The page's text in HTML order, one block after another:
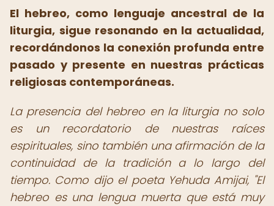
El hebreo, como lenguaje ancestral de la
liturgia, sigue resonando en la actualidad,
recordándonos la conexión profunda entre
pasado y presente en nuestras prácticas
religiosas contemporáneas.
La presencia del hebreo en la liturgia no solo
es un recordatorio de nuestras raíces
espirituales, sino también una afirmación de la
continuidad de la tradición a lo largo del
tiempo. Como dijo el poeta Yehuda Amijai, "El
hebreo es una lengua muerta que está muy